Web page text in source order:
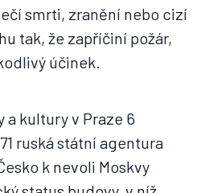
smrti, zranění nebo cizí
tak, že zapříčiní požár,
účinek.
a kultury v Praze 6
ruská státní agentura
k nevoli Moskvy